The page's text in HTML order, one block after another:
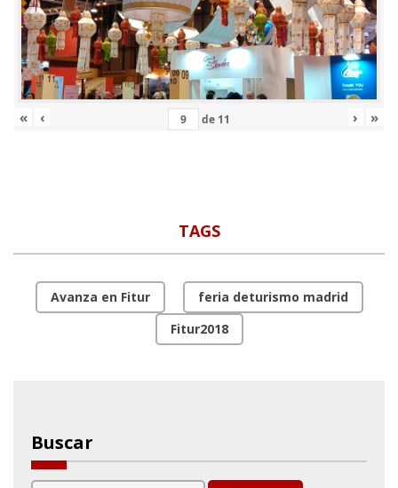
« ‹ de 11 › »
TAGS
Avanza en Fitur
feria deturismo madrid
Fitur2018
Buscar